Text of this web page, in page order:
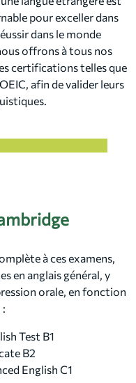
pour exceller dans
dans le monde
offrons à tous nos
certifications telles que
afin de valider leurs
à ces examens,
en anglais général, y
orale, en fonction
Test B1
B2
English C1